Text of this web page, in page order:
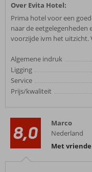
Over Evita Hotel:
Prima hotel voor een
naar de eetgelegenheden
voorzijde ivm het uitzicht.
Algemene indruk
Ligging
Service
Prijs/kwaliteit
8,0
Marco
Nederland
Met